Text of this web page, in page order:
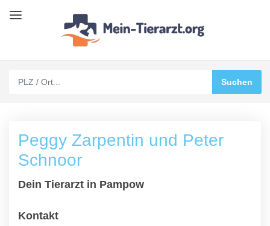
Peggy Zarpentin und Peter
Schnoor
Dein Tierarzt in Pampow
Kontakt